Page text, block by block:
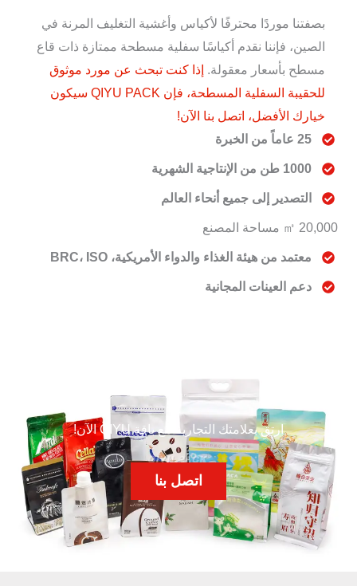
بصفتنا موردًا محترفًا لأكياس وأغشية التغليف المرنة في
الصين، فإننا نقدم أكياسًا سفلية مسطحة ممتازة ذات قاع
مسطح بأسعار معقولة. إذا كنت تبحث عن مورد موثوق
للحقيبة السفلية المسطحة، فإن QIYU PACK سيكون
خيارك الأفضل، اتصل بنا الآن!
25 عاماً من الخبرة
1000 طن من الإنتاجية الشهرية
التصدير إلى جميع أنحاء العالم
20,000 ㎡ مساحة المصنع
معتمد من هيئة الغذاء والدواء الأمريكية، BRC، ISO
دعم العينات المجانية
ارتقِ بعلامتك التجارية مع باقة QIYU الآن!
اتصل بنا